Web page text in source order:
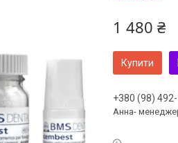
1 480 ₴
Купити
+380 (98)
Анна-